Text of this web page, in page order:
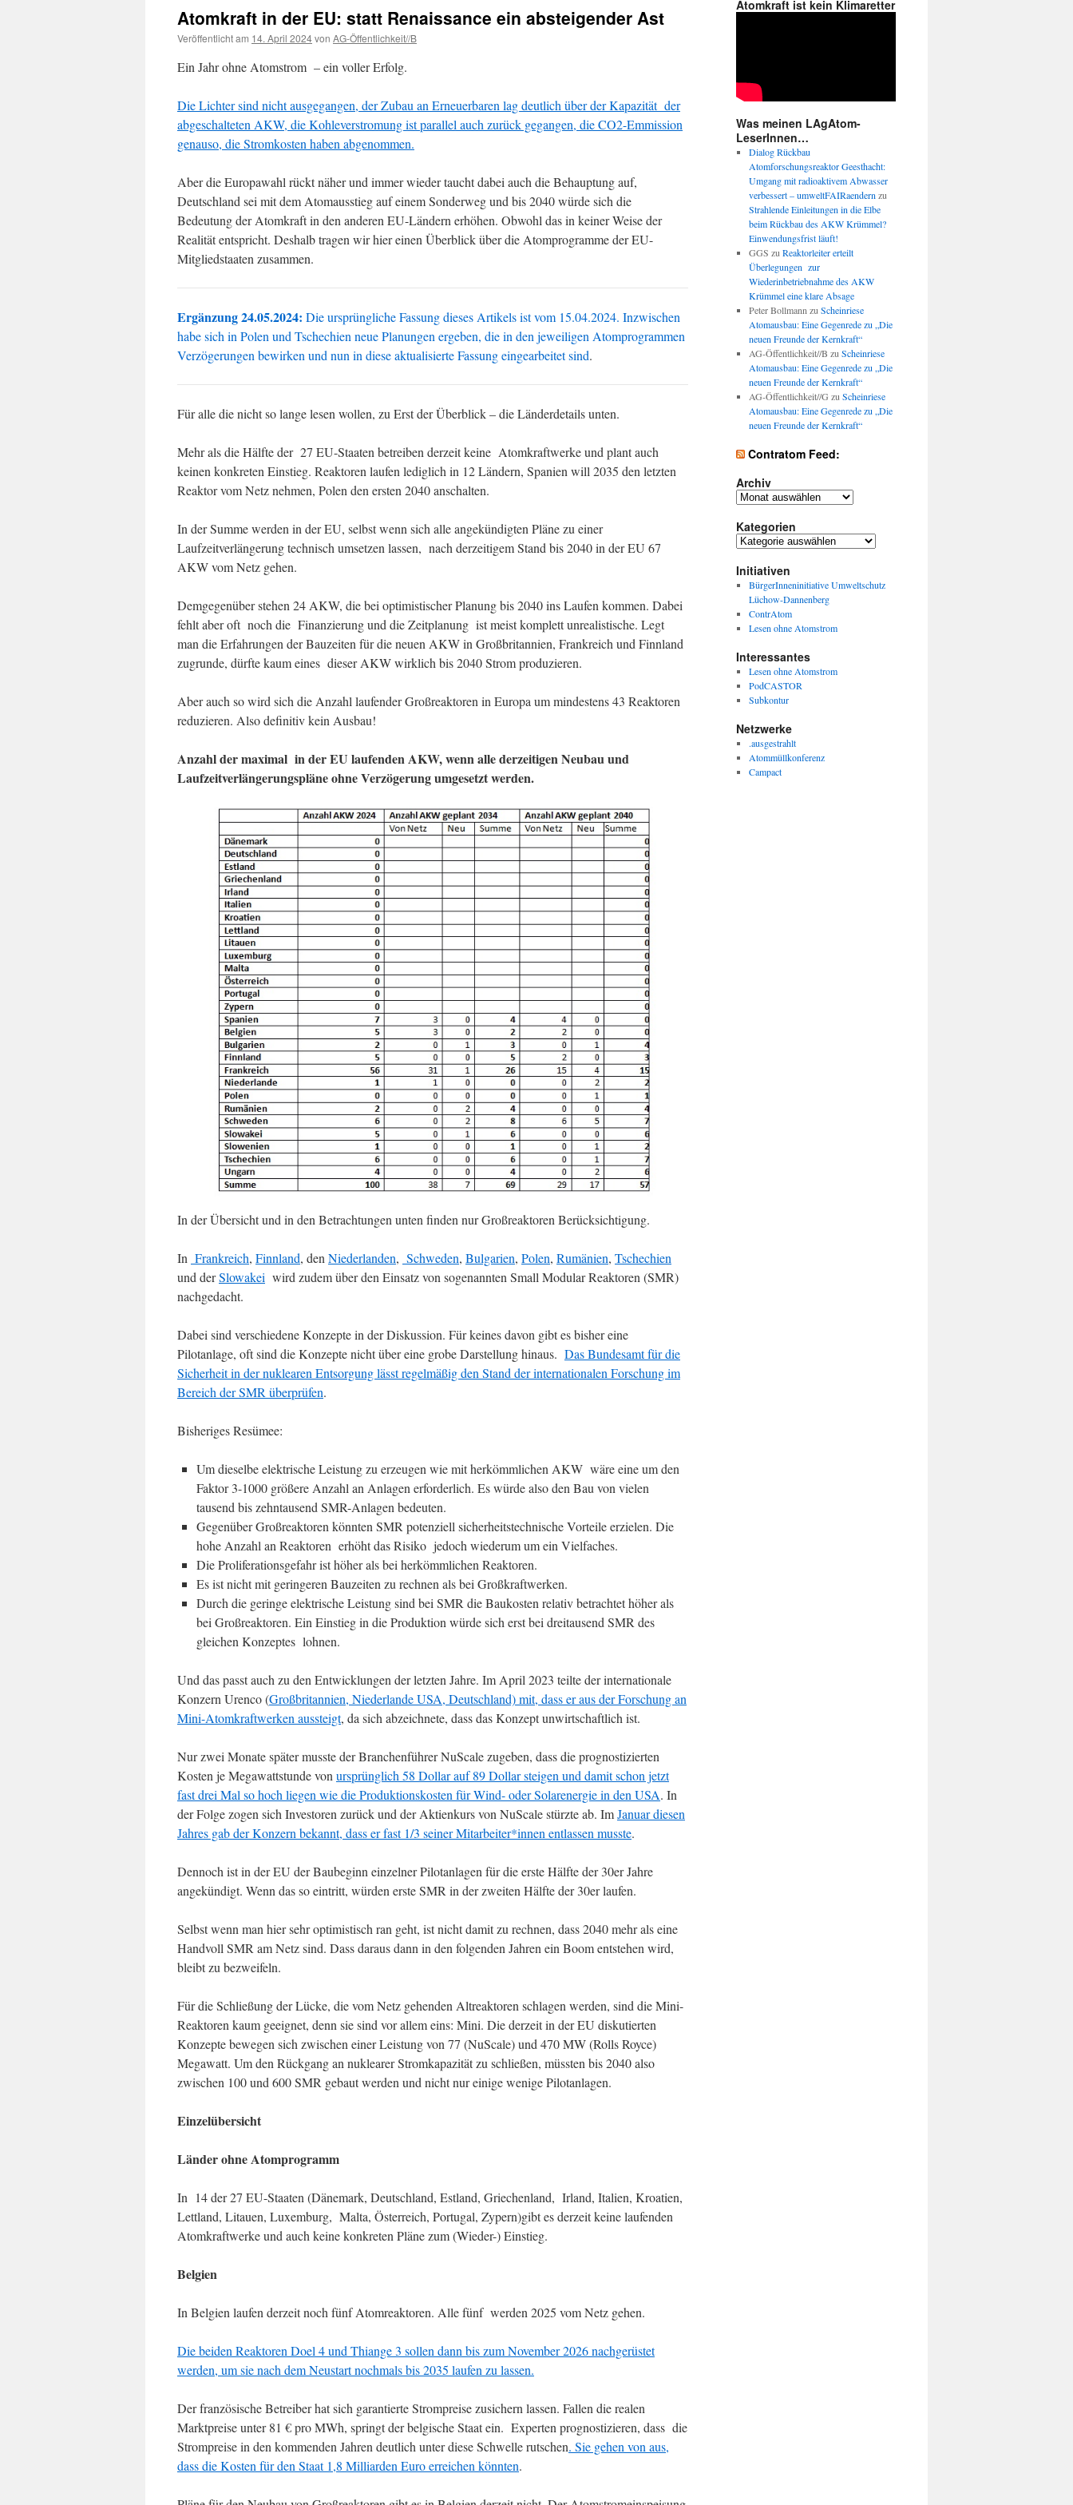
Atomkraft in der EU: statt Renaissance ein absteigender Ast
Veröffentlicht am 14. April 2024von AG-Öffentlichkeit//B
Ein Jahr ohne Atomstrom – ein voller Erfolg.
Die Lichter sind nicht ausgegangen, der Zubau an Erneuerbaren lag deutlich über der Kapazität der
abgeschalteten AKW, die Kohleverstromung ist parallel auch zurück gegangen, die CO2-Emmission
genauso, die Stromkosten haben abgenommen.
Aber die Europawahl rückt näher und immer wieder taucht dabei auch die Behauptung auf,
Deutschland sei mit dem Atomausstieg auf einem Sonderweg und bis 2040 würde sich die
Bedeutung der Atomkraft in den anderen EU-Ländern erhöhen. Obwohl das in keiner Weise der
Realität entspricht. Deshalb tragen wir hier einen Überblick über die Atomprogramme der EU-
Mitgliedstaaten zusammen.
Ergänzung 24.05.2024: Die ursprüngliche Fassung dieses Artikels ist vom 15.04.2024. Inzwischen
habe sich in Polen und Tschechien neue Planungen ergeben, die in den jeweiligen Atomprogrammen
Verzögerungen bewirken und nun in diese aktualisierte Fassung eingearbeitet sind.
Für alle die nicht so lange lesen wollen, zu Erst der Überblick – die Länderdetails unten.
Mehr als die Hälfte der 27 EU-Staaten betreiben derzeit keine Atomkraftwerke und plant auch
keinen konkreten Einstieg. Reaktoren laufen lediglich in 12 Ländern, Spanien will 2035 den letzten
Reaktor vom Netz nehmen, Polen den ersten 2040 anschalten.
In der Summe werden in der EU, selbst wenn sich alle angekündigten Pläne zu einer
Laufzeitverlängerung technisch umsetzen lassen, nach derzeitigem Stand bis 2040 in der EU 67
AKW vom Netz gehen.
Demgegenüber stehen 24 AKW, die bei optimistischer Planung bis 2040 ins Laufen kommen. Dabei
fehlt aber oft noch die Finanzierung und die Zeitplanung ist meist komplett unrealistische. Legt
man die Erfahrungen der Bauzeiten für die neuen AKW in Großbritannien, Frankreich und Finnland
zugrunde, dürfte kaum eines dieser AKW wirklich bis 2040 Strom produzieren.
Aber auch so wird sich die Anzahl laufender Großreaktoren in Europa um mindestens 43 Reaktoren
reduzieren. Also definitiv kein Ausbau!
Anzahl der maximal in der EU laufenden AKW, wenn alle derzeitigen Neubau und
Laufzeitverlängerungspläne ohne Verzögerung umgesetzt werden.
In der Übersicht und in den Betrachtungen unten finden nur Großreaktoren Berücksichtigung.
In Frankreich, Finnland, den Niederlanden, Schweden, Bulgarien, Polen, Rumänien, Tschechien
und derSlowakei wird zudem über den Einsatz von sogenannten Small Modular Reaktoren (SMR)
nachgedacht.
Dabei sind verschiedene Konzepte in der Diskussion. Für keines davon gibt es bisher eine
Pilotanlage, oft sind die Konzepte nicht über eine grobe Darstellung hinaus. Das Bundesamt für die
Sicherheit in der nuklearen Entsorgung lässt regelmäßig den Stand der internationalen Forschung im
Bereich der SMR überprüfen.
Bisheriges Resümee:
Um dieselbe elektrische Leistung zu erzeugen wie mit herkömmlichen AKW wäre eine um den
Faktor 3-1000 größere Anzahl an Anlagen erforderlich. Es würde also den Bau von vielen
tausend bis zehntausend SMR-Anlagen bedeuten.
Gegenüber Großreaktoren könnten SMR potenziell sicherheitstechnische Vorteile erzielen. Die
hohe Anzahl an Reaktoren erhöht das Risiko jedoch wiederum um ein Vielfaches.
Die Proliferationsgefahr ist höher als bei herkömmlichen Reaktoren.
Es ist nicht mit geringeren Bauzeiten zu rechnen als bei Großkraftwerken.
Durch die geringe elektrische Leistung sind bei SMR die Baukosten relativ betrachtet höher als
bei Großreaktoren. Ein Einstieg in die Produktion würde sich erst bei dreitausend SMR des
gleichen Konzeptes lohnen.
Und das passt auch zu den Entwicklungen der letzten Jahre. Im April 2023 teilte der internationale
Konzern Urenco (Großbritannien, Niederlande USA, Deutschland) mit, dass er aus der Forschung an
Mini-Atomkraftwerken aussteigt, da sich abzeichnete, dass das Konzept unwirtschaftlich ist.
Nur zwei Monate später musste der Branchenführer NuScale zugeben, dass die prognostizierten
Kosten je Megawattstunde von ursprünglich 58 Dollar auf 89 Dollar steigen und damit schon jetzt
fast drei Mal so hoch liegen wie die Produktionskosten für Wind- oder Solarenergie in den USA. In
der Folge zogen sich Investoren zurück und der Aktienkurs von NuScale stürzte ab. ImJanuar diesen
Jahres gab der Konzern bekannt, dass er fast 1/3 seiner Mitarbeiter*innen entlassen musste.
Dennoch ist in der EU der Baubeginn einzelner Pilotanlagen für die erste Hälfte der 30er Jahre
angekündigt. Wenn das so eintritt, würden erste SMR in der zweiten Hälfte der 30er laufen.
Selbst wenn man hier sehr optimistisch ran geht, ist nicht damit zu rechnen, dass 2040 mehr als eine
Handvoll SMR am Netz sind. Dass daraus dann in den folgenden Jahren ein Boom entstehen wird,
bleibt zu bezweifeln.
Für die Schließung der Lücke, die vom Netz gehenden Altreaktoren schlagen werden, sind die Mini-
Reaktoren kaum geeignet, denn sie sind vor allem eins: Mini. Die derzeit in der EU diskutierten
Konzepte bewegen sich zwischen einer Leistung von 77 (NuScale) und 470 MW (Rolls Royce)
Megawatt. Um den Rückgang an nuklearer Stromkapazität zu schließen, müssten bis 2040 also
zwischen 100 und 600 SMR gebaut werden und nicht nur einige wenige Pilotanlagen.
Einzelübersicht
Länder ohne Atomprogramm
In 14 der 27 EU-Staaten (Dänemark, Deutschland, Estland, Griechenland, Irland, Italien, Kroatien,
Lettland, Litauen, Luxemburg, Malta, Österreich, Portugal, Zypern)gibt es derzeit keine laufenden
Atomkraftwerke und auch keine konkreten Pläne zum (Wieder-) Einstieg.
Belgien
In Belgien laufen derzeit noch fünf Atomreaktoren. Alle fünf werden 2025 vom Netz gehen.
Die beiden Reaktoren Doel 4 und Thiange 3 sollen dann bis zum November 2026 nachgerüstet
werden, um sie nach dem Neustart nochmals bis 2035 laufen zu lassen.
Der französische Betreiber hat sich garantierte Strompreise zusichern lassen. Fallen die realen
Marktpreise unter 81 € pro MWh, springt der belgische Staat ein. Experten prognostizieren, dass die
Strompreise in den kommenden Jahren deutlich unter diese Schwelle rutschen. Sie gehen von aus,
dass die Kosten für den Staat 1,8 Milliarden Euro erreichen könnten.
Atomkraft ist kein Klimaretter
Was meinen LAgAtom-
LeserInnen…
Dialog Rückbau
Atomforschungsreaktor Geesthacht:
Umgang mit radioaktivem Abwasser
verbessert – umweltFAIRaendern zu
Strahlende Einleitungen in die Elbe
beim Rückbau des AKW Krümmel?
Einwendungsfrist läuft!
GGS zu Reaktorleiter erteilt
Überlegungen zur
Wiederinbetriebnahme des AKW
Krümmel eine klare Absage
Peter Bollmann zu Scheinriese
Atomausbau: Eine Gegenrede zu „Die
neuen Freunde der Kernkraft“
AG-Öffentlichkeit//B zu Scheinriese
Atomausbau: Eine Gegenrede zu „Die
neuen Freunde der Kernkraft“
AG-Öffentlichkeit//G zu Scheinriese
Atomausbau: Eine Gegenrede zu „Die
neuen Freunde der Kernkraft“
Contratom Feed:
Archiv
Archiv
Kategorien
Kategorien
Initiativen
BürgerInneninitiative Umweltschutz
Lüchow-Dannenberg
ContrAtom
Lesen ohne Atomstrom
Interessantes
Lesen ohne Atomstrom
PodCASTOR
Subkontur
Netzwerke
.ausgestrahlt
Atommüllkonferenz
Campact